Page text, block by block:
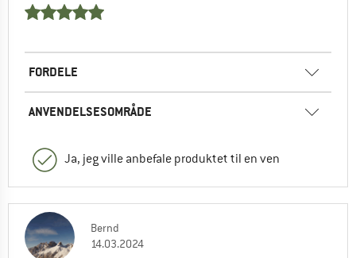
FORDELE
ANVENDELSESOMRÅDE
Ja, jeg ville anbefale produktet til en ven
Bernd
14.03.2024